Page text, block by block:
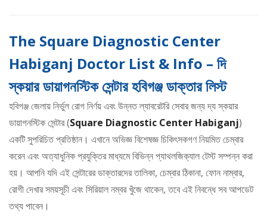
The Square Diagnostic Center
Habiganj Doctor List & Info – দি
স্কয়ার ডায়াগনস্টিক সেন্টার হবিগঞ্জ ডাক্তার লিস্ট
হবিগঞ্জ জেলায় নির্ভুল রোগ নির্ণয় এবং উন্নত ল্যাবরেটরি সেবার জন্য দ্য স্কয়ার
ডায়াগনস্টিক সেন্টার (Square Diagnostic Center Habiganj)
একটি সুপরিচিত প্রতিষ্ঠান। এখানে অভিজ্ঞ বিশেষজ্ঞ চিকিৎসকগণ নিয়মিত চেম্বার
করেন এবং অত্যাধুনিক প্রযুক্তির মাধ্যমে বিভিন্ন প্যাথলজিক্যাল টেস্ট সম্পন্ন করা
হয়। আপনি যদি এই সেন্টারের ডাক্তারদের তালিকা, চেম্বার ঠিকানা, ফোন নাম্বার,
রোগী দেখার সময়সূচী এবং সিরিয়াল নম্বর খুঁজে থাকেন, তবে এই নিবন্ধে সব আপডেট
তথ্য পাবেন।